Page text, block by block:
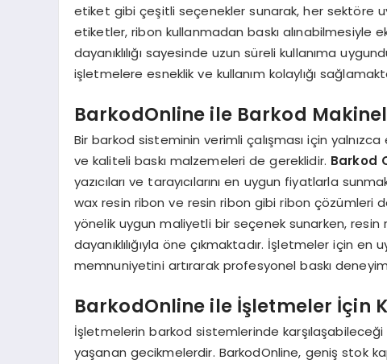
etiket gibi çeşitli seçenekler sunarak, her sektöre
etiketler, ribon kullanmadan baskı
dayanıklılığı sayesinde uzun süreli kullanıma
işletmelere esneklik ve kullanım kolaylığı
BarkodOnline ile Barkod
Bir barkod sisteminin verimli çalışması için
ve kaliteli baskı malzemeleri de gereklidir. Barkod
yazıcıları ve tarayıcılarını en uygun fiyatlarla
wax resin ribon ve resin ribon gibi ribon çözümleri
yönelik uygun maliyetli bir seçenek sunarken, resin
dayanıklılığıyla öne çıkmaktadır. İşletmeler için
memnuniyetini artırarak profesyonel baskı
BarkodOnline ile İşletmeler İçin
İşletmelerin barkod sistemlerinde
yaşanan gecikmelerdir. BarkodOnline, geniş stok